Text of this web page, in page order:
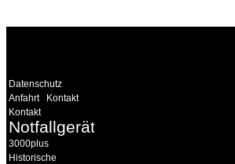
Datenschutz
Anfahrt
Kontakt
Kontakt
Notfallgeräte
3000plus
Historische